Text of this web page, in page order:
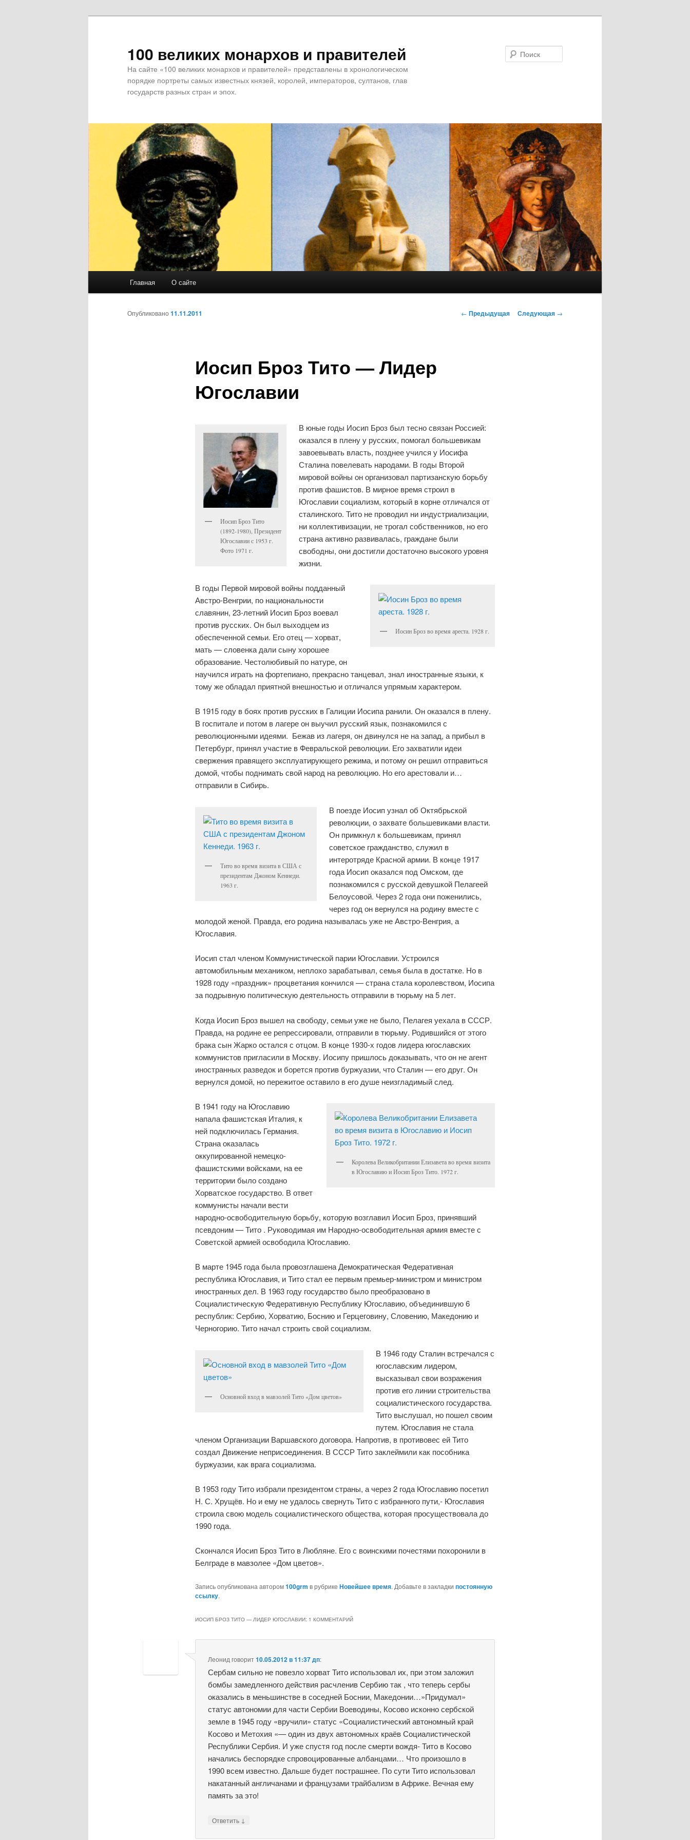
100 великих монархов и правителей
На сайте «100 великих монархов и правителей» представлены в хронологическом
порядке портреты самых известных князей, королей, императоров, султанов, глав
государств разных стран и эпох.
Перейти
к
Главная О сайте
Навигация
← Предыдущая Следующая →
Иосип Броз Тито — Лидер
Югославии
Опубликовано 11.11.2011
Иосип Броз Тито
(1892-1980), Президент
Югославии с 1953 г.
Фото 1971 г.
В юные годы Иосип Броз был тесно связан Россией:
оказался в плену у русских, помогал большевикам
завоевывать власть, позднее учился у Иосифа
Сталина повелевать народами. В годы Второй
мировой войны он организовал партизанскую борьбу
против фашистов. В мирное время строил в
Югославии социализм, который в корне отличался от
сталинского. Тито не проводил ни индустриализации,
ни коллективизации, не трогал собственников, но его
страна активно развивалась, граждане были
свободны, они достигли достаточно высокого уровня
жизни.
Иосин Броз во время ареста. 1928 г.
В годы Первой мировой войны подданный
Австро-Венгрии, по национальности
славянин, 23-летний Иосип Броз воевал
против русских. Он был выходцем из
обеспеченной семьи. Его отец — хорват,
мать — словенка дали сыну хорошее
образование. Честолюбивый по натуре, он
научился играть на фортепиано, прекрасно танцевал, знал иностранные языки, к
тому же обладал приятной внешностью и отличался упрямым характером.
В 1915 году в боях против русских в Галиции Иосипа ранили. Он оказался в плену.
В госпитале и потом в лагере он выучил русский язык, познакомился с
революционными идеями. Бежав из лагеря, он двинулся не на запад, а прибыл в
Петербург, принял участие в Февральской революции. Его захватили идеи
свержения правящего эксплуатирующего режима, и потому он решил отправиться
домой, чтобы поднимать свой народ на революцию. Но его арестовали и…
отправили в Сибирь.
Тито во время визита в США с
президентам Джоном Кеннеди.
1963 г.
В поезде Иосип узнал об Октябрьской
революции, о захвате большевиками власти.
Он примкнул к большевикам, принял
советское гражданство, служил в
интеротряде Красной армии. В конце 1917
года Иосип оказался под Омском, где
познакомился с русской девушкой Пелагеей
Белоусовой. Через 2 года они поженились,
через год он вернулся на родину вместе с
молодой женой. Правда, его родина называлась уже не Австро-Венгрия, а
Югославия.
Иосип стал членом Коммунистической парии Югославии. Устроился
автомобильным механиком, неплохо зарабатывал, семья была в достатке. Но в
1928 году «праздник» процветания кончился — страна стала королевством, Иосипа
за подрывную политическую деятельность отправили в тюрьму на 5 лет.
Когда Иосип Броз вышел на свободу, семьи уже не было, Пелагея уехала в СССР.
Правда, на родине ее репрессировали, отправили в тюрьму. Родившийся от этого
брака сын Жарко остался с отцом. В конце 1930-х годов лидера югославских
коммунистов пригласили в Москву. Иосипу пришлось доказывать, что он не агент
иностранных разведок и борется против буржуазии, что Сталин — его друг. Он
вернулся домой, но пережитое оставило в его душе неизгладимый след.
Королева Великобритании Елизавета во время визита
в Югославию и Иосип Броз Тито. 1972 г.
В 1941 году на Югославию
напала фашистская Италия, к
ней подключилась Германия.
Страна оказалась
оккупированной немецко-
фашистскими войсками, на ее
территории было создано
Хорватское государство. В ответ
коммунисты начали вести
народно-освободительную борьбу, которую возглавил Иосип Броз, принявший
псевдоним — Тито . Руководимая им Народно-освободительная армия вместе с
Советской армией освободила Югославию.
В марте 1945 года была провозглашена Демократическая Федеративная
республика Югославия, и Тито стал ее первым премьер-министром и министром
иностранных дел. В 1963 году государство было преобразовано в
Социалистическую Федеративную Республику Югославию, объединившую 6
республик: Сербию, Хорватию, Боснию и Герцеговину, Словению, Македонию и
Черногорию. Тито начал строить свой социализм.
Основной вход в мавзолей Тито «Дом цветов»
В 1946 году Сталин встречался с
югославским лидером,
высказывал свои возражения
против его линии строительства
социалистического государства.
Тито выслушал, но пошел своим
путем. Югославия не стала
членом Организации Варшавского договора. Напротив, в противовес ей Тито
создал Движение неприсоединения. В СССР Тито заклеймили как пособника
буржуазии, как врага социализма.
В 1953 году Тито избрали президентом страны, а через 2 года Югославию посетил
Н. С. Хрущёв. Но и ему не удалось свернуть Тито с избранного пути,- Югославия
строила свою модель социалистического общества, которая просуществовала до
1990 года.
Скончался Иосип Броз Тито в Любляне. Его с воинскими почестями похоронили в
Белграде в мавзолее «Дом цветов».
Запись опубликована автором100grm в рубрике Новейшее время. Добавьте в закладки постоянную
ссылку.
ИОСИП БРОЗ ТИТО — ЛИДЕР ЮГОСЛАВИИ: 1 КОММЕНТАРИЙ
Леонид говорит10.05.2012 в 11:37 дп:
Сербам сильно не повезло хорват Тито использовал их, при этом заложил
бомбы замедленного действия расчленив Сербию так , что теперь сербы
оказались в меньшинстве в соседней Боснии, Македонии…»Придумал»
статус автономии для части Сербии Воеводины, Косово исконно сербской
земле в 1945 году «вручили» статус «Социалистический автономный край
Косово и Метохия «— один из двух автономных краёв Социалистической
Республики Сербия. И уже спустя год после смерти вождя- Тито в Косово
начались беспорядке спровоцированные албанцами… Что произошло в
1990 всем известно. Дальше будет пострашнее. По сути Тито использовал
накатанный англичанами и французами трайбализм в Африке. Вечная ему
память за это!
Ответить ↓